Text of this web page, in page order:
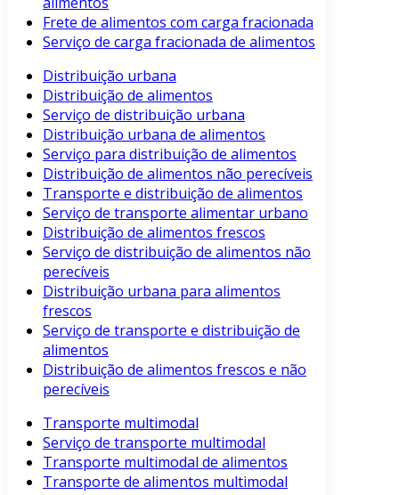
Frete de alimentos com carga fracionada
Serviço de carga fracionada de alimentos
Distribuição urbana
Distribuição de alimentos
Serviço de distribuição urbana
Distribuição urbana de alimentos
Serviço para distribuição de alimentos
Distribuição de alimentos não perecíveis
Transporte e distribuição de alimentos
Serviço de transporte alimentar urbano
Distribuição de alimentos frescos
Serviço de distribuição de alimentos não
perecíveis
Distribuição urbana para alimentos
frescos
Serviço de transporte e distribuição de
alimentos
Distribuição de alimentos frescos e não
perecíveis
Transporte multimodal
Serviço de transporte multimodal
Transporte multimodal de alimentos
Transporte de alimentos multimodal